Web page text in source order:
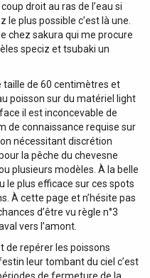
droit au ras de l’eau si
plus possible c’est là une.
chez sakura qui me procure
speciz et tsubaki un
taille de 60 centimètres et
poisson sur du matériel light
il est inconcevable de
de connaissance requise sur
nécessitant discrétion
la pêche du chevesne
plusieurs modèles. À la belle
le plus efficace sur ces spots
À cette page et n’hésite pas
d’être vu règle n°3
vers l’amont.
de repérer les poissons
leur tombant du ciel c’est